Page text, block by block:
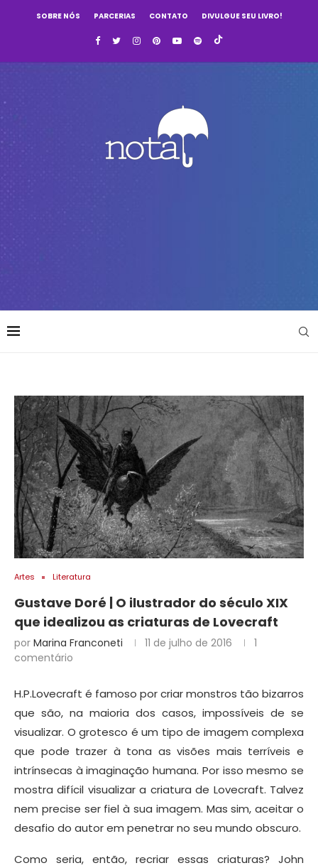
SOBRE NÓS PARCERIAS CONTATO DIVULGUE SEU LIVRO!
Artes Literatura
Gustave Doré | O ilustrador do século XIX
que idealizou as criaturas de Lovecraft
por Marina Franconeti 11 de julho de 2016
1
comentário
H.P.Lovecraft é famoso por criar monstros tão bizarros
que são, na maioria dos casos, impossíveis de se
visualizar. O grotesco é um tipo de imagem complexa
que pode trazer à tona as visões mais terríveis e
intrínsecas à imaginação humana. Por isso mesmo se
mostra difícil visualizar a criatura de Lovecraft. Talvez
nem precise ser fiel à sua imagem. Mas sim, aceitar o
desafio do autor em penetrar no seu mundo obscuro.
Como seria, então, recriar essas criaturas? John